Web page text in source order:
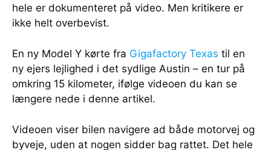
hele er dokumenteret på video. Men kritikere er
ikke helt overbevist.
En ny Model Y kørte fra Gigafactory Texas til en
ny ejers lejlighed i det sydlige Austin – en tur på
omkring 15 kilometer, ifølge videoen du kan se
længere nede i denne artikel.
Videoen viser bilen navigere ad både motorvej og
byveje, uden at nogen sidder bag rattet. Det hele